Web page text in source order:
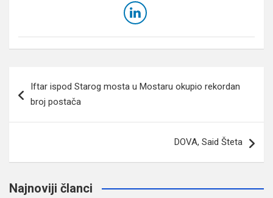
članaka
Iftar ispod Starog mosta u Mostaru okupio rekordan
broj postača
DOVA, Said Šteta
Najnoviji članci